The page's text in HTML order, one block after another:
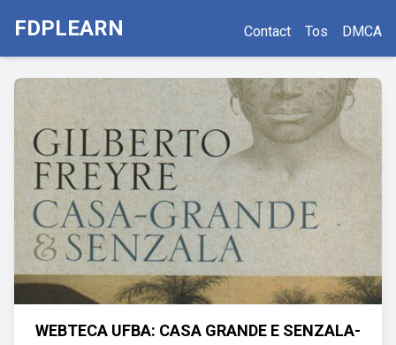
FDPLEARN Contact Tos DMCA
WEBTECA UFBA: CASA GRANDE E SENZALA-